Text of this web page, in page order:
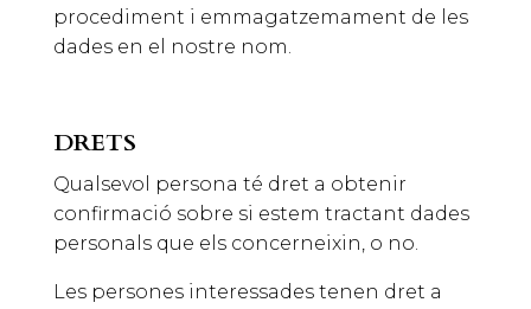
procediment i emmagatzemament de les
dades en el nostre nom.
DRETS
Qualsevol persona té dret a obtenir
confirmació sobre si estem tractant dades
personals que els concerneixin, o no.
Les persones interessades tenen dret a